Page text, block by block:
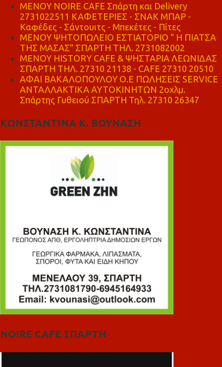
MENOY NOIRE CAFE Σπάρτη και Delivery
2731022511 ΚΑΦΕΤΕΡΙΕΣ - ΣΝΑΚ ΜΠΑΡ -
Καφέδες - Σάντουιτς - Μπεκέτες - Πίτες
ΜΕΝΟΥ ΨΗΤΟΠΩΛΕΙΟ ΕΣΤΙΑΤΟΡΙΟ " Η ΠΙΑΤΣΑ
ΤΗΣ ΜΑΣΑΣ" ΣΠΑΡΤΗ ΤΗΛ. 2731082002
ΜΕΝΟΥ HISTORY CAFE & ΨΗΣΤΑΡΙΑ ΛΕΩΝΙΔΑΣ
ΣΠΑΡΤΗ ΤΗΛ. 27310 21138 - CAFE 27310 20510
ΑΦΑΙ ΒΑΚΑΛΟΠΟΥΛΟΥ Ο.Ε ΠΩΛΗΣΕΙΣ SERVICE
ΑΝΤΑΛΛΑΚΤΙΚΑ ΑΥΤΟΚΙΝΗΤΩΝ 2οχλμ.
Σπάρτης Γυθειού ΣΠΑΡΤΗ Τηλ. 27310 26347
ΚΩΝΣΤΑΝΤΙΝΑ Κ. ΒΟΥΝΑΣΗ
NOIRE CAFE ΣΠΑΡΤΗ